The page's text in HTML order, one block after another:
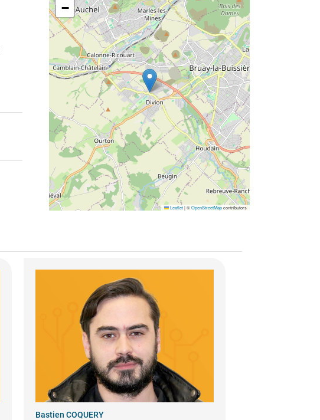
−
Leaflet |©OpenStreetMapcontributors
Bastien COQUERY